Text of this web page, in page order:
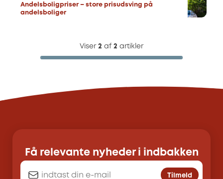
Andelsboligpriser – store prisudsving på
andelsboliger
Viser 2 af 2 artikler
Få relevante nyheder i indbakken
Tilmeld